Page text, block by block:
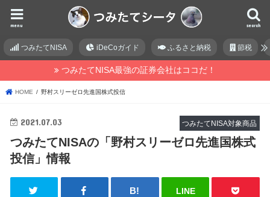
search
menu
つみたてNISA iDeCoガイド ふるさと納税 節税
つみたてNISA最強の証券会社はココだ！
HOME 野村スリーゼロ先進国株式投信
つみたてNISA対象商品
2021.07.03
つみたてNISAの「野村スリーゼロ先進国株式
投信」情報
LINE